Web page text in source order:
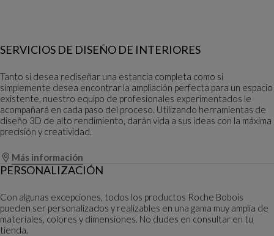
SERVICIOS DE DISEÑO DE INTERIORES
Tanto si desea rediseñar una estancia completa como si
simplemente desea encontrar la ampliación perfecta para un espacio
existente, nuestro equipo de profesionales experimentados le
acompañará en cada paso del proceso. Utilizando herramientas de
diseño 3D de alto rendimiento, darán vida a sus ideas con la máxima
precisión y creatividad.
Más información
PERSONALIZACIÓN
Con algunas excepciones, todos los productos Roche Bobois
pueden ser personalizados y realizables en una gama muy amplia de
materiales, colores y dimensiones. No dudes en consultar en tu
tienda.